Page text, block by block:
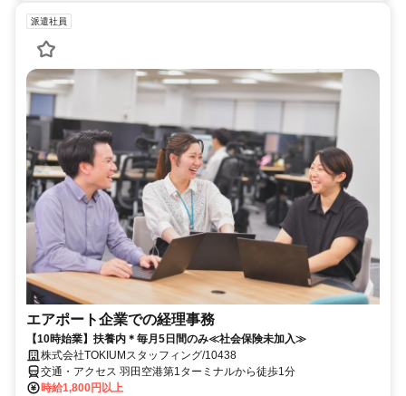
派遣社員
エアポート企業での経理事務
【10時始業】扶養内＊毎月5日間のみ≪社会保険未加入≫
株式会社TOKIUMスタッフィング/10438
交通・アクセス 羽田空港第1ターミナルから徒歩1分
時給1,800円以上